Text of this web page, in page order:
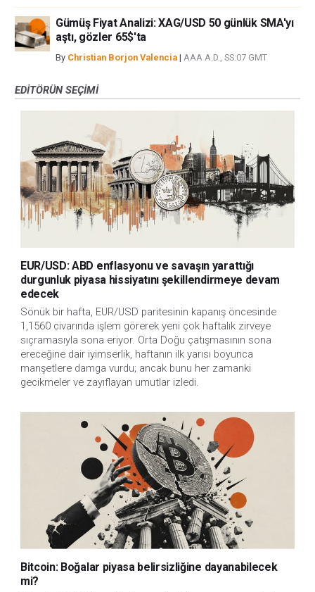
Gümüş Fiyat Analizi: XAG/USD 50 günlük SMA'yı
aştı, gözler 65$'ta
By Christian Borjon Valencia | AAA A.D., SS:07 GMT
EDITÖRÜN SEÇIMI
EUR/USD: ABD enflasyonu ve savaşın yarattığı
durgunluk piyasa hissiyatını şekillendirmeye devam
edecek
Sönük bir hafta, EUR/USD paritesinin kapanış öncesinde
1,1560 civarında işlem görerek yeni çok haftalık zirveye
sıçramasıyla sona eriyor. Orta Doğu çatışmasının sona
ereceğine dair iyimserlik, haftanın ilk yarısı boyunca
manşetlere damga vurdu; ancak bunu her zamanki
gecikmeler ve zayıflayan umutlar izledi.
Bitcoin: Boğalar piyasa belirsizliğine dayanabilecek
mi?